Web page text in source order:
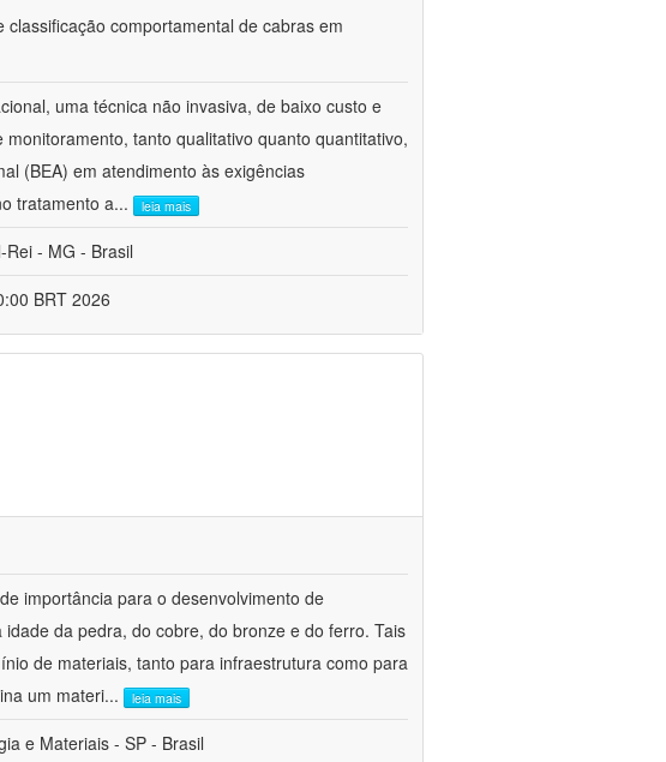
comportamental de cabras em
uma técnica não invasiva, de baixo custo e
tanto qualitativo quanto quantitativo,
(BEA) em atendimento às exigências
tratamento a... leia mais
- MG - Brasil
BRT 2026
importância para o desenvolvimento de
da pedra, do cobre, do bronze e do ferro. Tais
de materiais, tanto para infraestrutura como para
um materi... leia mais
e Materiais - SP - Brasil